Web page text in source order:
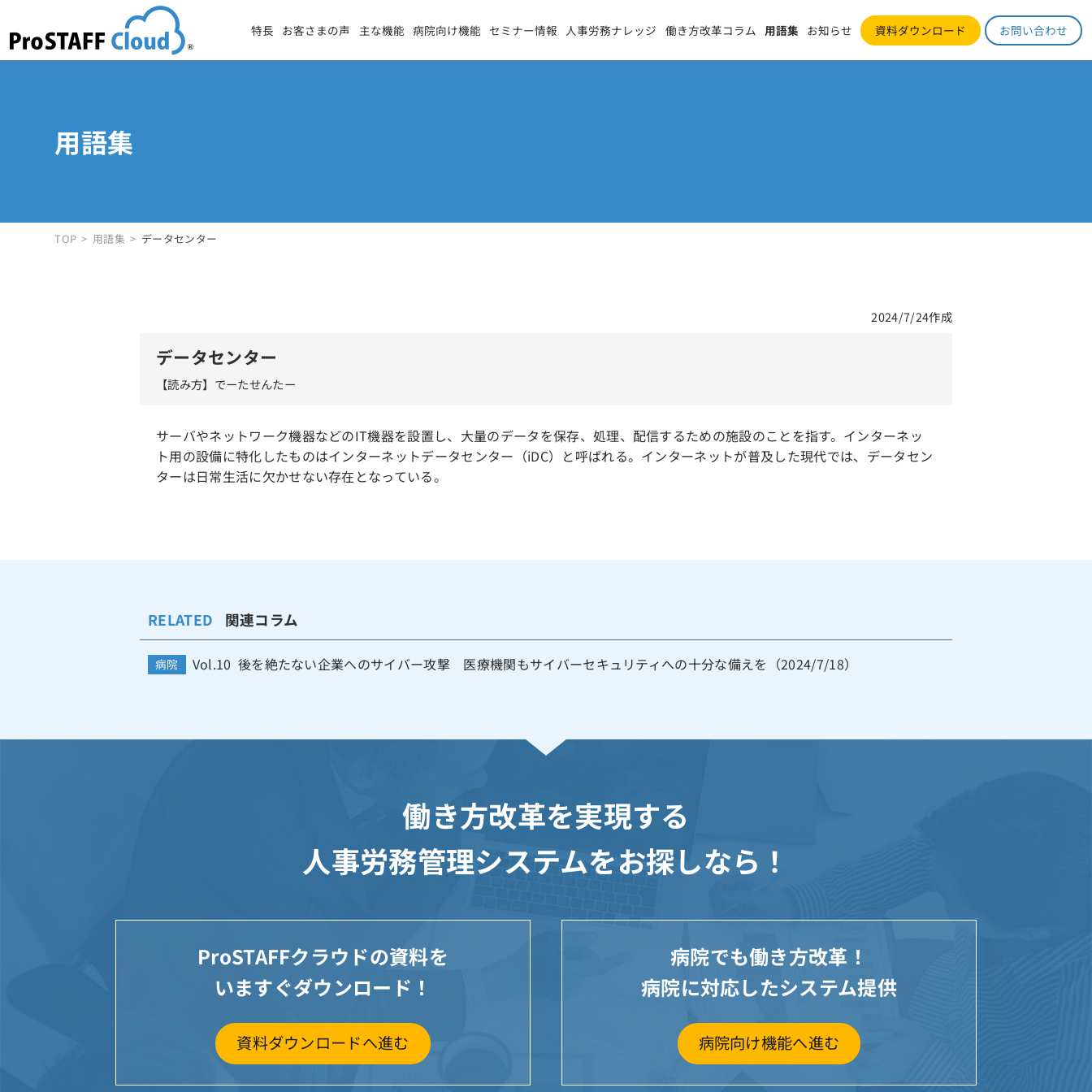
特長 お客さまの声 主な機能 病院向け機能 セミナー情報 人事労務ナレッジ 働き方改革コラム 用語集 お知らせ 資料ダウンロード お問い合わせ
用語集
TOP 用語集 データセンター
2024/7/24作成
データセンター
【読み方】でーたせんたー
サーバやネットワーク機器などのIT機器を設置し、大量のデータを保存、処理、配信するための施設のことを指す。インターネッ
ト用の設備に特化したものはインターネットデータセンター（iDC）と呼ばれる。インターネットが普及した現代では、データセン
ターは日常生活に欠かせない存在となっている。
RELATED 関連コラム
病院 Vol.10 後を絶たない企業へのサイバー攻撃 医療機関もサイバーセキュリティへの十分な備えを（2024/7/18）
働き方改革を実現する
人事労務管理システムをお探しなら！
ProSTAFFクラウドの資料を
いますぐダウンロード！
資料ダウンロードへ進む
病院でも働き方改革！
病院に対応したシステム提供
病院向け機能へ進む